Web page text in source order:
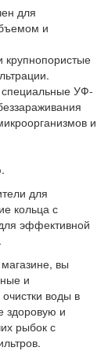
для
и
УФ-
и
для
кольца с
эффективной
вы
и
воды в
здоровую и
рыбок с